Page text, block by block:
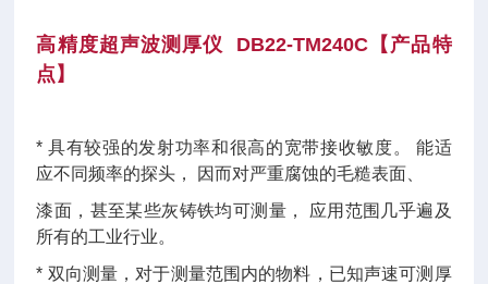
高精度超声波测厚仪 DB22-TM240C【 产品特
点 】
* 具有较强的发射功率和很高的宽带接收敏度。 能适
应不同频率的探头， 因而对严重腐蚀的毛糙表面、
漆面，甚至某些灰铸铁均可测量， 应用范围几乎遍及
所有的工业行业。
* 双向测量，对于测量范围内的物料，已知声速可测厚